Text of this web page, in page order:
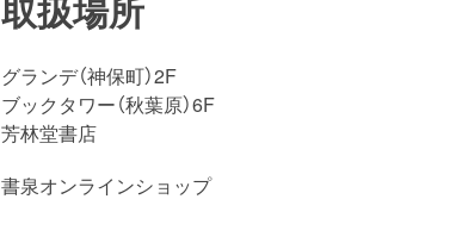
グランデ（神保町）2F
ブックタワー（秋葉原）6F
芳林堂書店
書泉オンラインショップ